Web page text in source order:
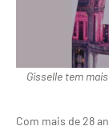
Gisselle tem
Com mais de 28